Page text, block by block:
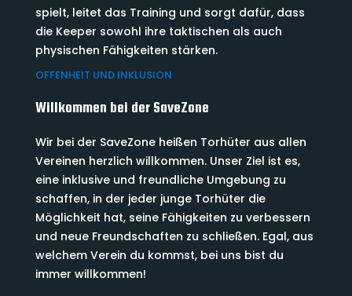
spielt, leitet das Training und sorgt dafür, dass
die Keeper sowohl ihre taktischen als auch
physischen Fähigkeiten stärken.
OFFENHEIT UND INKLUSION
Willkommen bei der SaveZone
Wir bei der SaveZone heißen Torhüter aus allen
Vereinen herzlich willkommen. Unser Ziel ist es,
eine inklusive und freundliche Umgebung zu
schaffen, in der jeder junge Torhüter die
Möglichkeit hat, seine Fähigkeiten zu verbessern
und neue Freundschaften zu schließen. Egal, aus
welchem Verein du kommst, bei uns bist du
immer willkommen!